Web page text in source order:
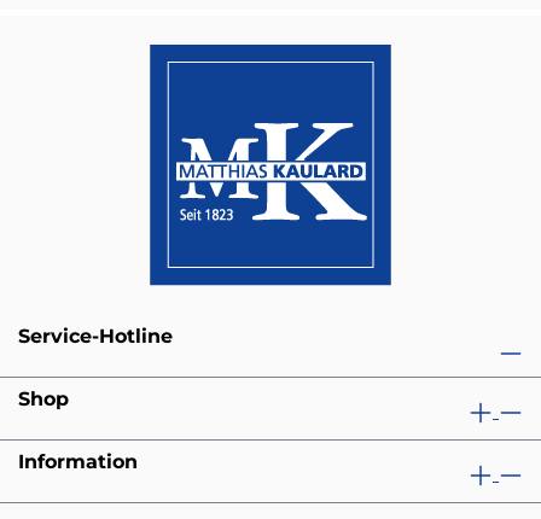
Service-Hotline
Shop
Information